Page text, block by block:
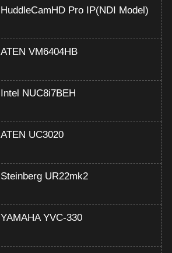
HuddleCamHD Pro IP(NDI Model)
ATEN VM6404HB
Intel NUC8i7BEH
ATEN UC3020
Steinberg UR22mk2
YAMAHA YVC-330